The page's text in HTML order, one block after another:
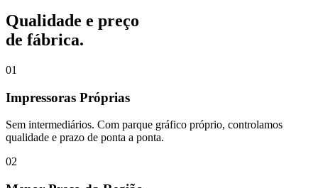
Qualidade e preço
de fábrica.
01
Impressoras Próprias
Sem intermediários. Com parque gráfico próprio, controlamos
qualidade e prazo de ponta a ponta.
02